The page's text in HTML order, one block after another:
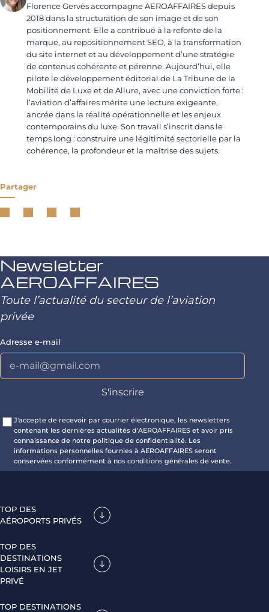
Florence Gervès accompagne AEROAFFAIRES depuis
2018 dans la structuration de son image et de son
positionnement. Elle a contribué à la refonte de la
marque, au repositionnement SEO, à la transformation
du site internet et au développement d’une stratégie
de contenus cohérente et pérenne. Aujourd’hui, elle
pilote le développement éditorial de La Tribune de la
Mobilité de Luxe et de Allure, avec une conviction forte :
l’aviation d’affaires mérite une lecture exigeante,
ancrée dans la réalité opérationnelle et les enjeux
contemporains du luxe. Son travail s’inscrit dans le
temps long : construire une légitimité sectorielle par la
cohérence, la profondeur et la maîtrise des sujets.
Partager
Newsletter
AEROAFFAIRES
Toute l’actualité du secteur de l’aviation
privée
Adresse e-mail
J'accepte de recevoir par courrier électronique, les newsletters
contenant les dernières actualités d'AEROAFFAIRES et avoir pris
connaissance de notre politique de confidentialité. Les
informations personnelles fournies à AEROAFFAIRES seront
conservées conformément à nos conditions générales de vente.
TOP DES
AÉROPORTS PRIVÉS
TOP DES
DESTINATIONS
LOISIRS EN JET
PRIVÉ
TOP DESTINATIONS